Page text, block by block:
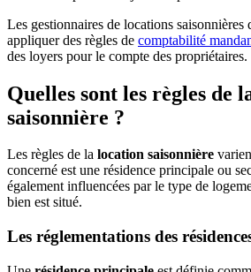
Les gestionnaires de locations saisonnières
appliquer des règles de comptabilité
des loyers pour le compte des propriétaires.
Quelles sont les règles de
saisonnière ?
Les règles de la location saisonnière
concerné est une résidence principale ou
également influencées par le type de
bien est situé.
Les réglementations des